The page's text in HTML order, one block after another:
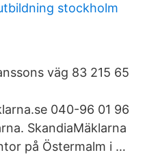
stockholm
väg 83 215 65
040-96 01 96
SkandiaMäklarna
på Östermalm i …